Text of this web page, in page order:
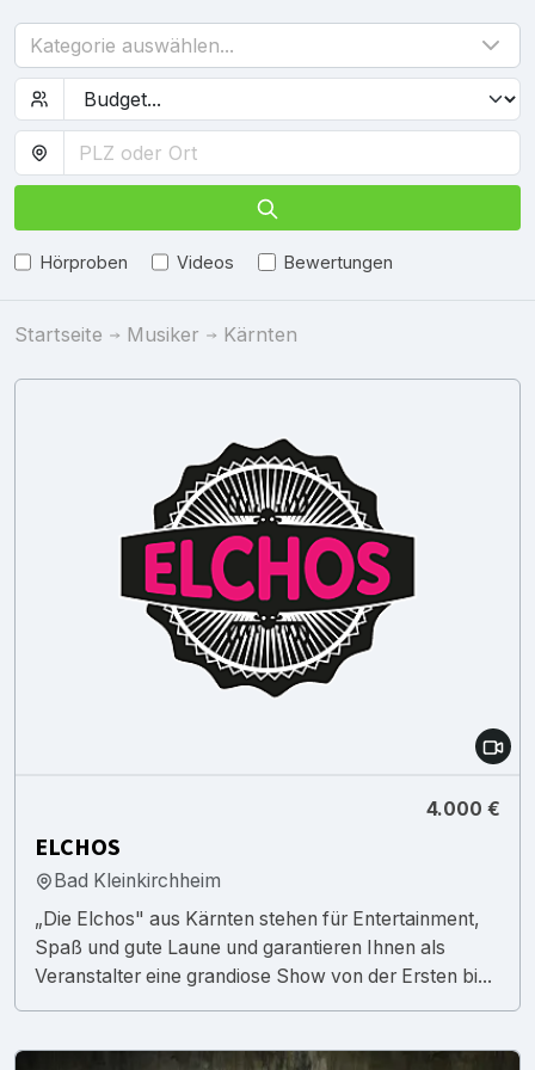
Kategorie auswählen...
Hörproben Videos Bewertungen
Startseite Musiker Kärnten
4.000 €
ELCHOS
Bad Kleinkirchheim
„Die Elchos" aus Kärnten stehen für Entertainment,
Spaß und gute Laune und garantieren Ihnen als
Veranstalter eine grandiose Show von der Ersten bi...